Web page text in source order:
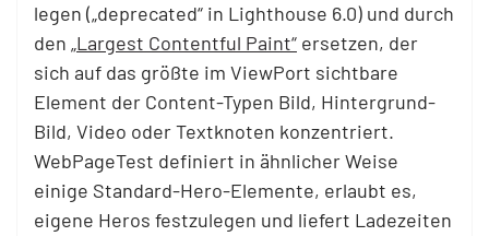
legen („deprecated“ in Lighthouse 6.0) und durch
den „Largest Contentful Paint“ ersetzen, der
sich auf das größte im ViewPort sichtbare
Element der Content-Typen Bild, Hintergrund-
Bild, Video oder Textknoten konzentriert.
WebPageTest definiert in ähnlicher Weise
einige Standard-Hero-Elemente, erlaubt es,
eigene Heros festzulegen und liefert Ladezeiten